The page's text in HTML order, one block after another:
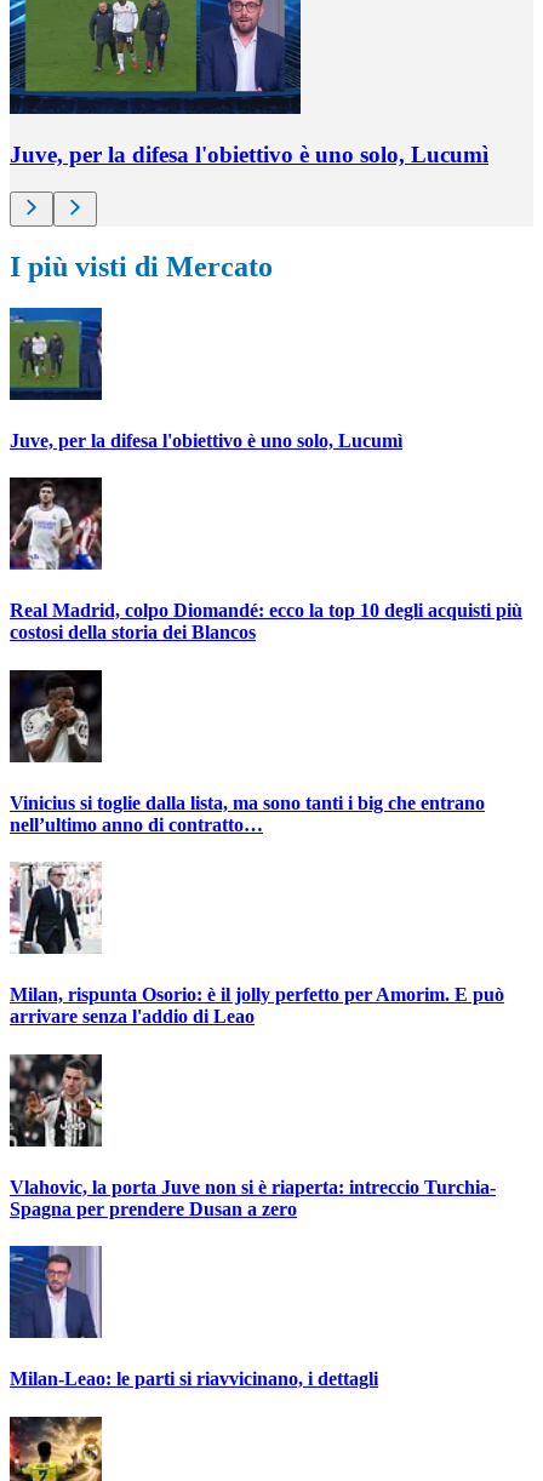
Juve, per la difesa l'obiettivo è uno solo, Lucumì
I più visti di Mercato
Juve, per la difesa l'obiettivo è uno solo, Lucumì
Real Madrid, colpo Diomandé: ecco la top 10 degli acquisti più
costosi della storia dei Blancos
Vinicius si toglie dalla lista, ma sono tanti i big che entrano
nell’ultimo anno di contratto…
Milan, rispunta Osorio: è il jolly perfetto per Amorim. E può
arrivare senza l'addio di Leao
Vlahovic, la porta Juve non si è riaperta: intreccio Turchia-
Spagna per prendere Dusan a zero
Milan-Leao: le parti si riavvicinano, i dettagli